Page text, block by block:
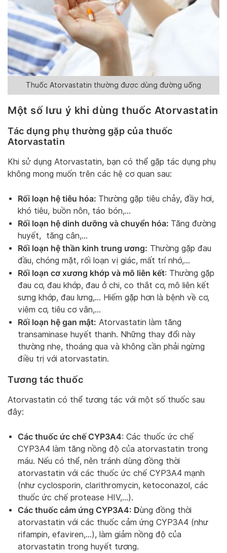
Thuốc Atorvastatin thường được dùng đường uống
Một số lưu ý khi dùng thuốc Atorvastatin
Tác dụng phụ thường gặp của thuốc
Atorvastatin
Khi sử dụng Atorvastatin, bạn có thể gặp tác dụng phụ
không mong muốn trên các hệ cơ quan sau:
Rối loạn hệ tiêu hóa: Thường gặp tiêu chảy, đầy hơi,
khó tiêu, buồn nôn, táo bón,…
Rối loạn hệ dinh dưỡng và chuyển hóa: Tăng đường
huyết, tăng cân,…
Rối loạn hệ thần kinh trung ương: Thường gặp đau
đầu, chóng mặt, rối loạn vị giác, mất trí nhớ,…
Rối loạn cơ xương khớp và mô liên kết: Thường gặp
đau cơ, đau khớp, đau ở chi, co thắt cơ, mô liên kết
sưng khớp, đau lưng,… Hiếm gặp hơn là bệnh về cơ,
viêm cơ, tiêu cơ vân,…
Rối loạn hệ gan mật: Atorvastatin làm tăng
transaminase huyết thanh. Những thay đổi này
thường nhẹ, thoáng qua và không cần phải ngừng
điều trị với atorvastatin.
Tương tác thuốc
Atorvastatin có thể tương tác với một số thuốc sau
đây:
Các thuốc ức chế CYP3A4: Các thuốc ức chế
CYP3A4 làm tăng nồng độ của atorvastatin trong
máu. Nếu có thể, nên tránh dùng đồng thời
atorvastatin với các thuốc ức chế CYP3A4 mạnh
(như cyclosporin, clarithromycin, ketoconazol, các
thuốc ức chế protease HIV,…).
Các thuốc cảm ứng CYP3A4: Dùng đồng thời
atorvastatin với các thuốc cảm ứng CYP3A4 (như
rifampin, efaviren,…), làm giảm nồng độ của
atorvastatin trong huyết tương.